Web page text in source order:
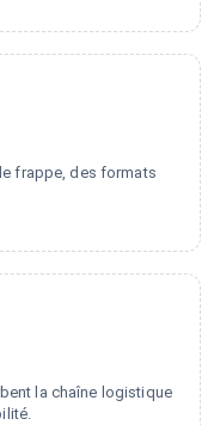
frappe, des formats
la chaîne logistique